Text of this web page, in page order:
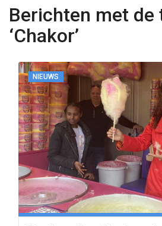
Berichten met de
‘Chakor’
NIEUWS